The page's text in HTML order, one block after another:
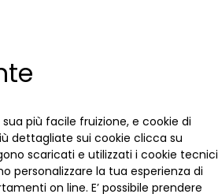
più facile fruizione, e cookie di
dettagliate sui cookie clicca su
scaricati e utilizzati i cookie tecnici
personalizzare la tua esperienza di
on line. E’ possibile prendere